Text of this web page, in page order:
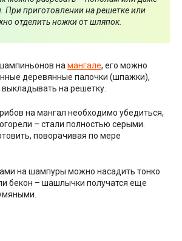
При приготовлении на решетке или
отделить ножки от шляпок.
намангале, его можно
деревянные палочки (шпажки),
на решетку.
на мангал необходимо убедиться,
– стали полностью серыми.
поворачивая по мере
на шампуры можно насадить тонко
бекон – шашлычки получатся еще